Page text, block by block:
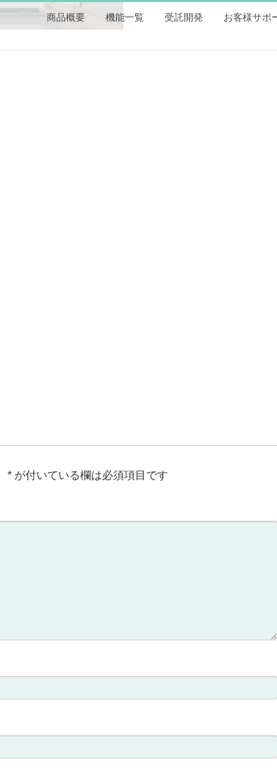
商品概要 機能一覧 受託開発 お客様サポ
* が付いている欄は必須項目です